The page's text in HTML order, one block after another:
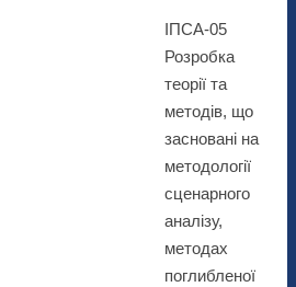
ІПСА-05
Розробка
теорії та
методів, що
засновані на
методології
сценарного
аналізу,
методах
поглибленої